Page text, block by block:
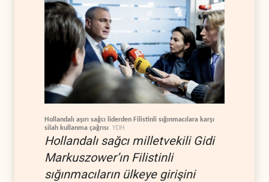
Hollandalı aşırı sağcı liderden Filistinli sığınmacılara karşı
silah kullanma çağrısı YDH
Hollandalı sağcı milletvekili Gidi
Markuszower’ın Filistinli
sığınmacıların ülkeye girişini